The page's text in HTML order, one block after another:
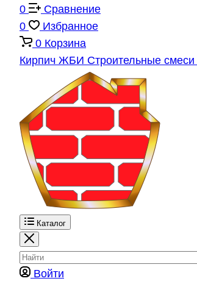
0
Сравнение
0
Избранное
0 Корзина
Кирпич ЖБИ Строительные смеси
Каталог
Войти